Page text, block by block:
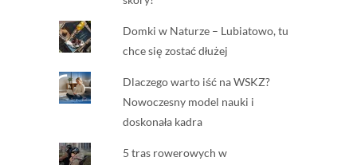
Domki w Naturze – Lubiatowo, tu
chce się zostać dłużej
Dlaczego warto iść na WSKZ?
Nowoczesny model nauki i
doskonała kadra
5 tras rowerowych w